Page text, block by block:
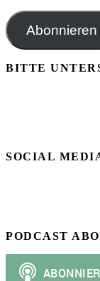
Adresse
Abonnieren
BITTE
SOCIAL
PODCAST